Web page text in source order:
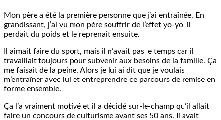
Mon père a été la première personne que j’ai entraînée. En
grandissant, j’ai vu mon père souffrir de l’effet yo-yo: il
perdait du poids et le reprenait ensuite.
Il aimait faire du sport, mais il n’avait pas le temps car il
travaillait toujours pour subvenir aux besoins de la famille. Ça
me faisait de la peine. Alors je lui ai dit que je voulais
m’entraîner avec lui et entreprendre ce parcours de remise en
forme ensemble.
Ça l’a vraiment motivé et il a décidé sur-le-champ qu’il allait
faire un concours de culturisme avant ses 50 ans. Il avait